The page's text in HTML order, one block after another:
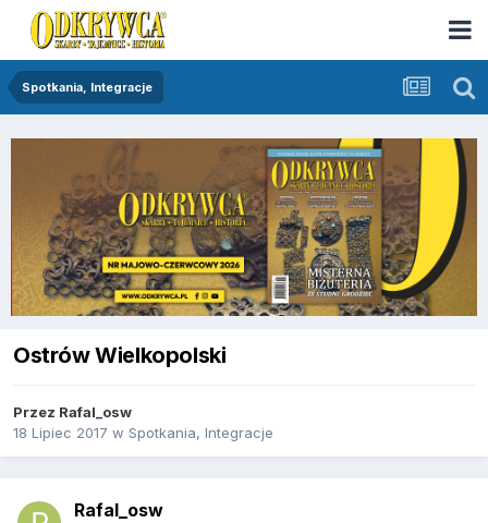
Spotkania, Integracje
Ostrów Wielkopolski
Przez Rafal_osw
18 Lipiec 2017 w Spotkania, Integracje
Rafal_osw